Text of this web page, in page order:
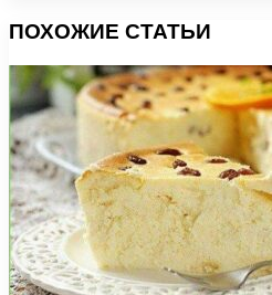
ПОХОЖИЕ СТАТЬИ